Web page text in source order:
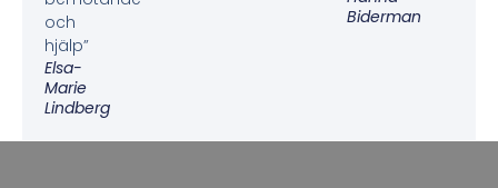
och
hjälp”
Elsa-
Marie
Lindberg
Biderman